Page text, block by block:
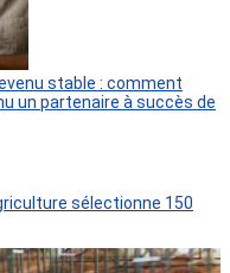
stable : comment
un partenaire à succès de
sélectionne 150